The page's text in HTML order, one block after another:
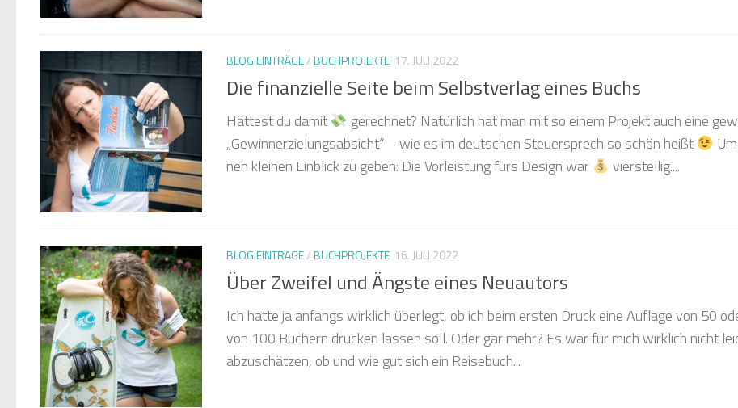
BLOG EINTRÄGE/BUCHPROJEKTE 17. JULI 2022
Die finanzielle Seite beim Selbstverlag eines Buchs
Hättest du damit
gerechnet? Natürlich hat man mit so einem Projekt auch eine
„Gewinnerzielungsabsicht“ – wie es im deutschen Steuersprech so schön heißt
nen kleinen Einblick zu geben: Die Vorleistung fürs Design war
vierstellig....
BLOG EINTRÄGE/BUCHPROJEKTE 16. JULI 2022
Über Zweifel und Ängste eines Neuautors
Ich hatte ja anfangs wirklich überlegt, ob ich beim ersten Druck eine Auflage von 50
von 100 Büchern drucken lassen soll. Oder gar mehr? Es war für mich wirklich nicht
abzuschätzen, ob und wie gut sich ein Reisebuch...